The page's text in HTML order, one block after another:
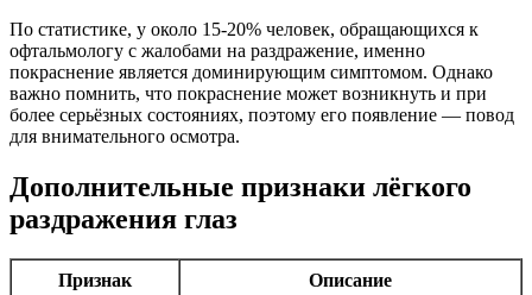
По статистике, у около 15-20% человек, обращающихся к
офтальмологу с жалобами на раздражение, именно
покраснение является доминирующим симптомом. Однако
важно помнить, что покраснение может возникнуть и при
более серьёзных состояниях, поэтому его появление — повод
для внимательного осмотра.
Дополнительные признаки лёгкого
раздражения глаз
Признак Описание